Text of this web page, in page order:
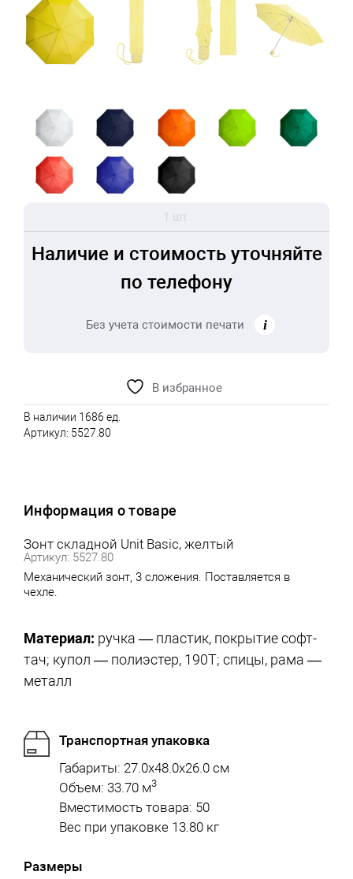
1 шт.
Наличие и стоимость уточняйте
по телефону
Без учета стоимости печати
В избранное
В наличии 1686 ед.
Артикул: 5527.80
Информация о товаре
Зонт складной Unit Basic, желтый
Артикул: 5527.80
Механический зонт, 3 сложения. Поставляется в
чехле.
Материал: ручка — пластик, покрытие софт-
тач; купол — полиэстер, 190T; спицы, рама —
металл
Транспортная упаковка
Габариты: 27.0x48.0x26.0 см
Объем: 33.70 м3
Вместимость товара: 50
Вес при упаковке 13.80 кг
Размеры